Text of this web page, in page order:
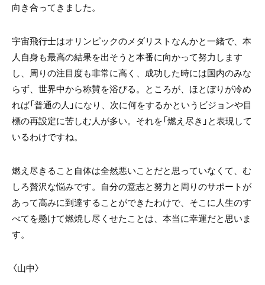
向き合ってきました。
宇宙飛行士はオリンピックのメダリストなんかと一緒で、本
人自身も最高の結果を出そうと本番に向かって努力します
し、周りの注目度も非常に高く、成功した時には国内のみな
らず、世界中から称賛を浴びる。ところが、ほとぼりが冷め
れば「普通の人」になり、次に何をするかというビジョンや目
標の再設定に苦しむ人が多い。それを「燃え尽き」と表現して
いるわけですね。
燃え尽きること自体は全然悪いことだと思っていなくて、む
しろ贅沢な悩みです。自分の意志と努力と周りのサポートが
あって高みに到達することができたわけで、そこに人生のす
べてを懸けて燃焼し尽くせたことは、本当に幸運だと思いま
す。
〈山中〉